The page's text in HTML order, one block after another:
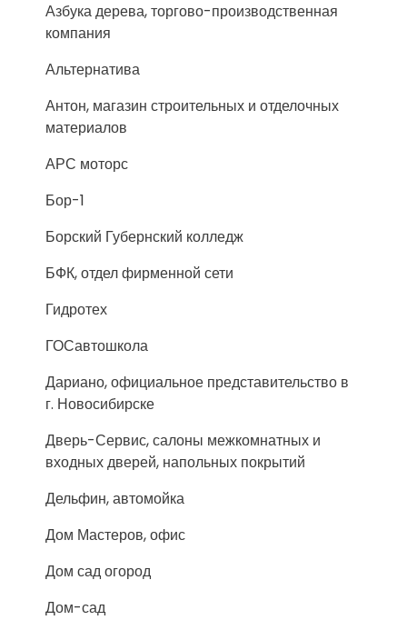
Азбука дерева, торгово-производственная
компания
Альтернатива
Антон, магазин строительных и отделочных
материалов
АРС моторс
Бор-1
Борский Губернский колледж
БФК, отдел фирменной сети
Гидротех
ГОСавтошкола
Дариано, официальное представительство в
г. Новосибирске
Дверь-Сервис, салоны межкомнатных и
входных дверей, напольных покрытий
Дельфин, автомойка
Дом Мастеров, офис
Дом сад огород
Дом-сад